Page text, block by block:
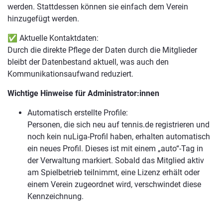
werden. Stattdessen können sie einfach dem Verein
hinzugefügt werden.
✅ Aktuelle Kontaktdaten:
Durch die direkte Pflege der Daten durch die Mitglieder
bleibt der Datenbestand aktuell, was auch den
Kommunikationsaufwand reduziert.
Wichtige Hinweise für Administrator:innen
Automatisch erstellte Profile:
Personen, die sich neu auf tennis.de registrieren und
noch kein nuLiga-Profil haben, erhalten automatisch
ein neues Profil. Dieses ist mit einem „auto“-Tag in
der Verwaltung markiert. Sobald das Mitglied aktiv
am Spielbetrieb teilnimmt, eine Lizenz erhält oder
einem Verein zugeordnet wird, verschwindet diese
Kennzeichnung.